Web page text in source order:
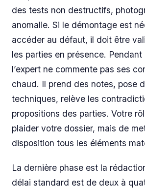
des tests non destructifs,
anomalie. Si le démontage est
accéder au défaut, il doit être
les parties en présence.
l’expert ne commente pas ses
chaud. Il prend des notes, pose
techniques, relève les
propositions des parties. Votre
plaider votre dossier, mais de
disposition tous les éléments
La dernière phase est la
délai standard est de deux à